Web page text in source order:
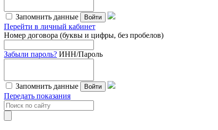
Запомнить данные Войти
Перейти в личный кабинет
Номер договора (буквы и цифры, без пробелов)
Забыли пароль? ИНН/Пароль
Запомнить данные Войти
Передать показания